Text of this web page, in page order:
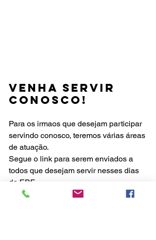
venha servir
conosco!
Para os irmaos que desejam participar
servindo conosco, teremos várias áreas
de atuação.
Segue o link para serem enviados a
todos que desejam servir nesses dias
de EBF.
Lembrando que teremos um